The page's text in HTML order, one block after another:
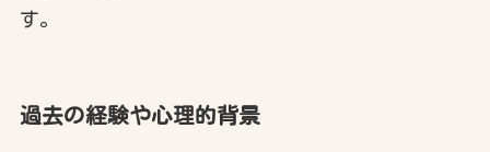
す。
過去の経験や心理的背景